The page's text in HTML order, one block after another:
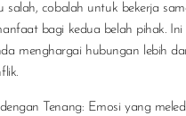
salah, cobalah untuk bekerja
bagi kedua belah pihak. Ini
menghargai hubungan lebih
Tenang: Emosi yang